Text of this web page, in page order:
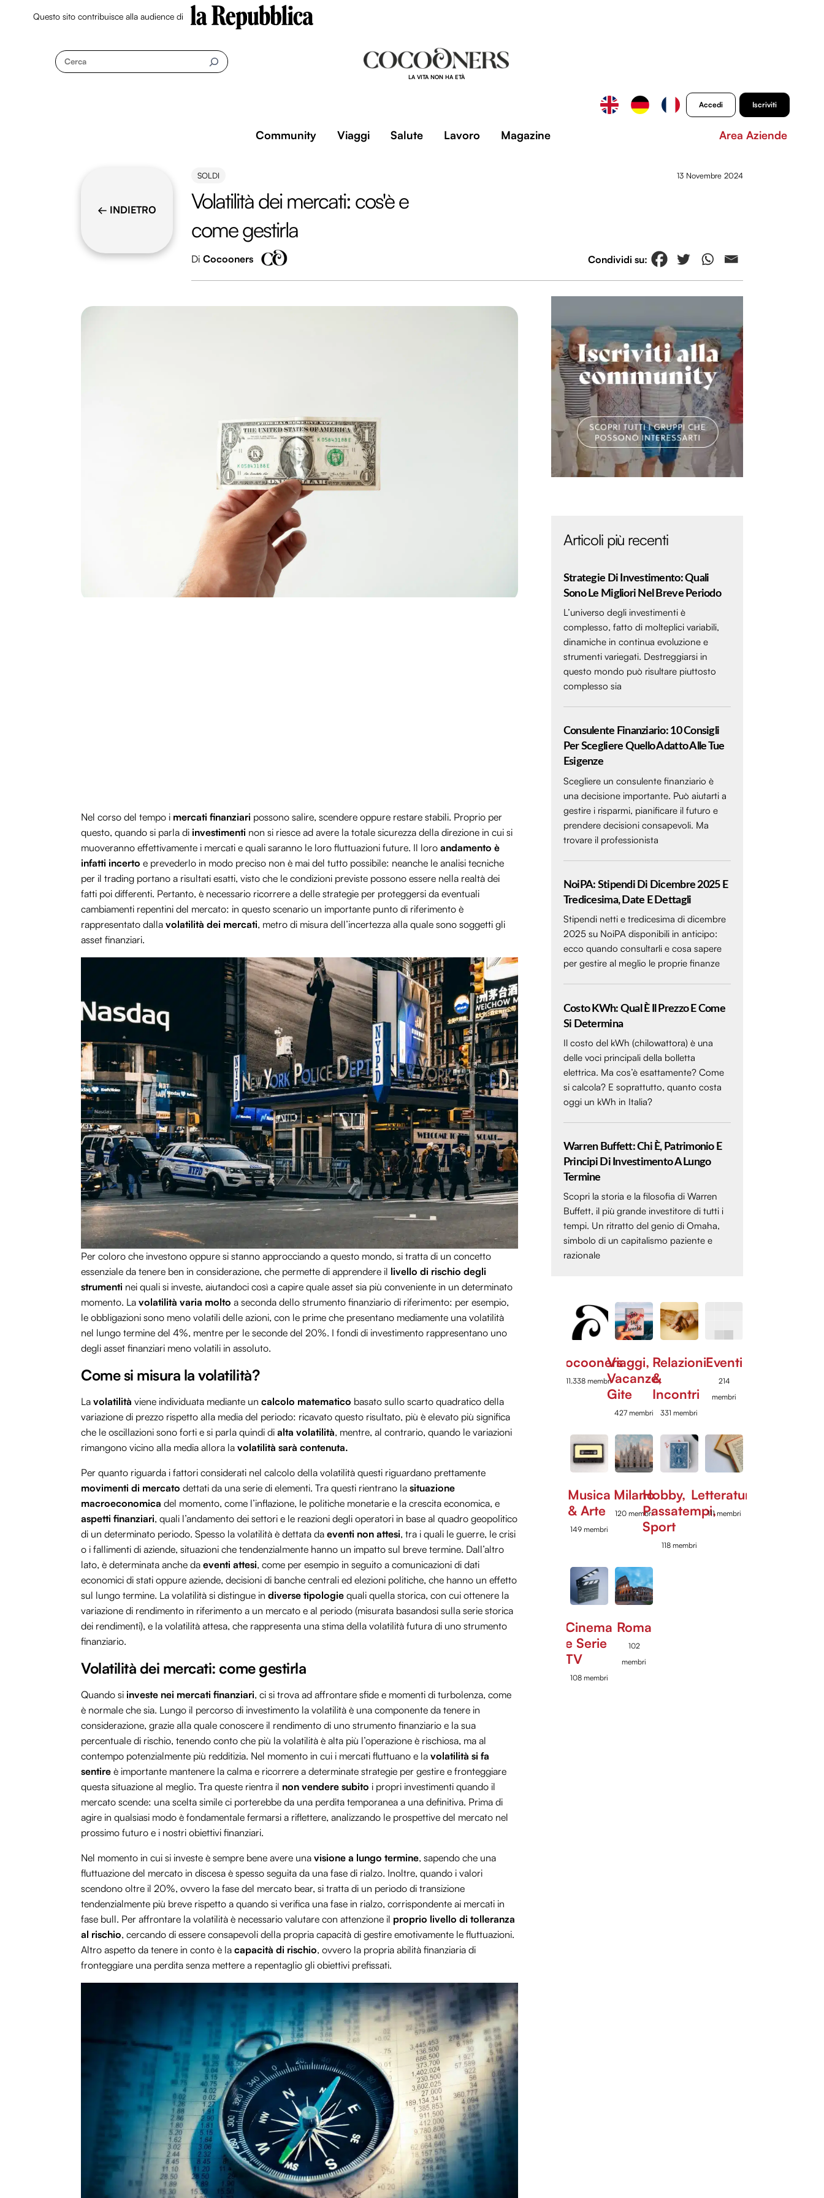
Questo sito contribuisce alla audience di
Cerca
LA VITA NON HA ETÀ
Accedi Iscriviti
Community Viaggi Salute Lavoro Magazine Area Aziende
← INDIETRO
SOLDI 13 Novembre 2024
Volatilità dei mercati: cos'è e
come gestirla
Di Cocooners
Nel corso del tempo i mercati finanziari possono salire, scendere oppure restare stabili. Proprio per
questo, quando si parla di investimenti non si riesce ad avere la totale sicurezza della direzione in cui si
muoveranno effettivamente i mercati e quali saranno le loro fluttuazioni future. Il loro andamento è
infatti incerto e prevederlo in modo preciso non è mai del tutto possibile: neanche le analisi tecniche
per il trading portano a risultati esatti, visto che le condizioni previste possono essere nella realtà dei
fatti poi differenti. Pertanto, è necessario ricorrere a delle strategie per proteggersi da eventuali
cambiamenti repentini del mercato: in questo scenario un importante punto di riferimento è
rappresentato dalla volatilità dei mercati, metro di misura dell’incertezza alla quale sono soggetti gli
asset finanziari.
Per coloro che investono oppure si stanno approcciando a questo mondo, si tratta di un concetto
essenziale da tenere ben in considerazione, che permette di apprendere il livello di rischio degli
strumenti nei quali si investe, aiutandoci così a capire quale asset sia più conveniente in un determinato
momento. La volatilità varia molto a seconda dello strumento finanziario di riferimento: per esempio,
le obbligazioni sono meno volatili delle azioni, con le prime che presentano mediamente una volatilità
nel lungo termine del 4%, mentre per le seconde del 20%. I fondi di investimento rappresentano uno
degli asset finanziari meno volatili in assoluto.
Come si misura la volatilità?
La volatilità viene individuata mediante un calcolo matematico basato sullo scarto quadratico della
variazione di prezzo rispetto alla media del periodo: ricavato questo risultato, più è elevato più significa
che le oscillazioni sono forti e si parla quindi di alta volatilità, mentre, al contrario, quando le variazioni
rimangono vicino alla media allora la volatilità sarà contenuta.
Per quanto riguarda i fattori considerati nel calcolo della volatilità questi riguardano prettamente
movimenti di mercato dettati da una serie di elementi. Tra questi rientrano la situazione
macroeconomica del momento, come l’inflazione, le politiche monetarie e la crescita economica, e
aspetti finanziari, quali l’andamento dei settori e le reazioni degli operatori in base al quadro geopolitico
di un determinato periodo. Spesso la volatilità è dettata da eventi non attesi, tra i quali le guerre, le crisi
o i fallimenti di aziende, situazioni che tendenzialmente hanno un impatto sul breve termine. Dall’altro
lato, è determinata anche da eventi attesi, come per esempio in seguito a comunicazioni di dati
economici di stati oppure aziende, decisioni di banche centrali ed elezioni politiche, che hanno un effetto
sul lungo termine. La volatilità si distingue in diverse tipologie quali quella storica, con cui ottenere la
variazione di rendimento in riferimento a un mercato e al periodo (misurata basandosi sulla serie storica
dei rendimenti), e la volatilità attesa, che rappresenta una stima della volatilità futura di uno strumento
finanziario.
Volatilità dei mercati: come gestirla
Quando si investe nei mercati finanziari, ci si trova ad affrontare sfide e momenti di turbolenza, come
è normale che sia. Lungo il percorso di investimento la volatilità è una componente da tenere in
considerazione, grazie alla quale conoscere il rendimento di uno strumento finanziario e la sua
percentuale di rischio, tenendo conto che più la volatilità è alta più l’operazione è rischiosa, ma al
contempo potenzialmente più redditizia. Nel momento in cui i mercati fluttuano e la volatilità si fa
sentire è importante mantenere la calma e ricorrere a determinate strategie per gestire e fronteggiare
questa situazione al meglio. Tra queste rientra il non vendere subito i propri investimenti quando il
mercato scende: una scelta simile ci porterebbe da una perdita temporanea a una definitiva. Prima di
agire in qualsiasi modo è fondamentale fermarsi a riflettere, analizzando le prospettive del mercato nel
prossimo futuro e i nostri obiettivi finanziari.
Nel momento in cui si investe è sempre bene avere una visione a lungo termine, sapendo che una
fluttuazione del mercato in discesa è spesso seguita da una fase di rialzo. Inoltre, quando i valori
scendono oltre il 20%, ovvero la fase del mercato bear, si tratta di un periodo di transizione
tendenzialmente più breve rispetto a quando si verifica una fase in rialzo, corrispondente ai mercati in
fase bull. Per affrontare la volatilità è necessario valutare con attenzione il proprio livello di tolleranza
al rischio, cercando di essere consapevoli della propria capacità di gestire emotivamente le fluttuazioni.
Altro aspetto da tenere in conto è la capacità di rischio, ovvero la propria abilità finanziaria di
fronteggiare una perdita senza mettere a repentaglio gli obiettivi prefissati.
Articoli più recenti
Strategie Di Investimento: Quali
Sono Le Migliori Nel Breve Periodo
L’universo degli investimenti è
complesso, fatto di molteplici variabili,
dinamiche in continua evoluzione e
strumenti variegati. Destreggiarsi in
questo mondo può risultare piuttosto
complesso sia
Consulente Finanziario: 10 Consigli
Per Scegliere Quello Adatto Alle Tue
Esigenze
Scegliere un consulente finanziario è
una decisione importante. Può aiutarti a
gestire i risparmi, pianificare il futuro e
prendere decisioni consapevoli. Ma
trovare il professionista
NoiPA: Stipendi Di Dicembre 2025 E
Tredicesima, Date E Dettagli
Stipendi netti e tredicesima di dicembre
2025 su NoiPA disponibili in anticipo:
ecco quando consultarli e cosa sapere
per gestire al meglio le proprie finanze
Costo KWh: Qual È Il Prezzo E Come
Si Determina
Il costo del kWh (chilowattora) è una
delle voci principali della bolletta
elettrica. Ma cos’è esattamente? Come
si calcola? E soprattutto, quanto costa
oggi un kWh in Italia?
Warren Buffett: Chi È, Patrimonio E
Principi Di Investimento A Lungo
Termine
Scopri la storia e la filosofia di Warren
Buffett, il più grande investitore di tutti i
tempi. Un ritratto del genio di Omaha,
simbolo di un capitalismo paziente e
razionale
Cocooners
11.338 membri
Viaggi,
Vacanze,
Gite
427 membri
Relazioni
&
Incontri
331 membri
Eventi
214
membri
Musica
& Arte
149 membri
Milano
120 membri
Hobby,
Passatempi,
Sport
118 membri
Letteratura
111 membri
Cinema
e Serie
TV
108 membri
Roma
102
membri